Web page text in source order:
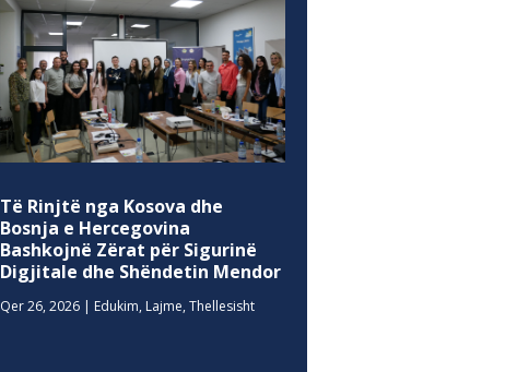
Të Rinjtë nga Kosova dhe
Bosnja e Hercegovina
Bashkojnë Zërat për Sigurinë
Digjitale dhe Shëndetin Mendor
Qer 26, 2026 | Edukim, Lajme,Thellesisht